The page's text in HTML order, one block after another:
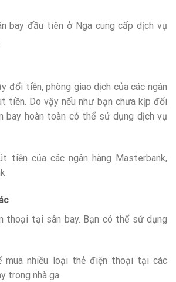
bay đầu tiên ở Nga cung cấp dịch vụ
đổi tiền, phòng giao dịch của các ngân
tiền. Do vậy nếu như bạn chưa kịp đổi
bay hoàn toàn có thể sử dụng dịch vụ
tiền của các ngân hàng Masterbank,
thoại tại sân bay. Bạn có thể sử dụng
mua nhiều loại thẻ điện thoại tại các
trong nhà ga.